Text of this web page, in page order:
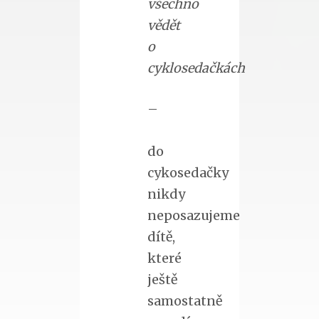
všechno
vědět
o
cyklosedačkách
–
do
cykosedačky
nikdy
neposazujeme
dítě,
které
ještě
samostatně